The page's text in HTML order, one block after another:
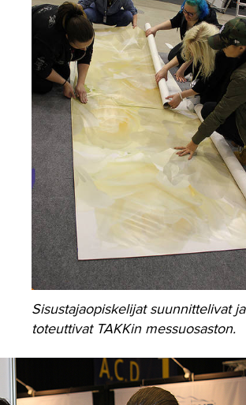
Sisustajaopiskelijat suunnittelivat ja
toteuttivat TAKKin messuosaston.